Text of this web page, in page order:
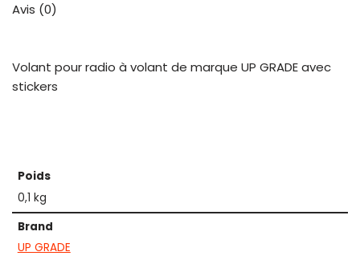
Avis (0)
Volant pour radio à volant de marque UP GRADE avec
stickers
Poids
0,1 kg
Brand
UP GRADE